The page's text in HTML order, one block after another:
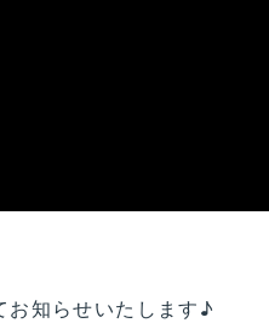
お知らせいたします♪